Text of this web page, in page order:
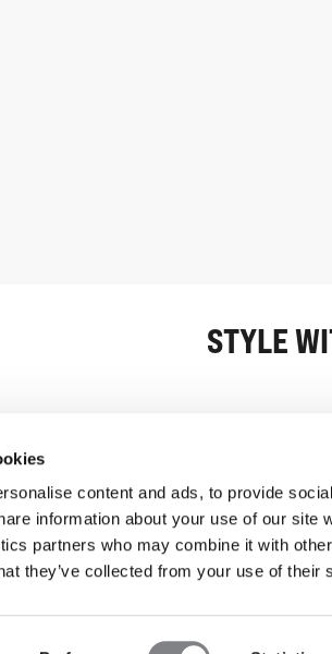
content and ads, to provide
information about your use of our site
partners who may combine it with
they’ve collected from your use of their
STYLE